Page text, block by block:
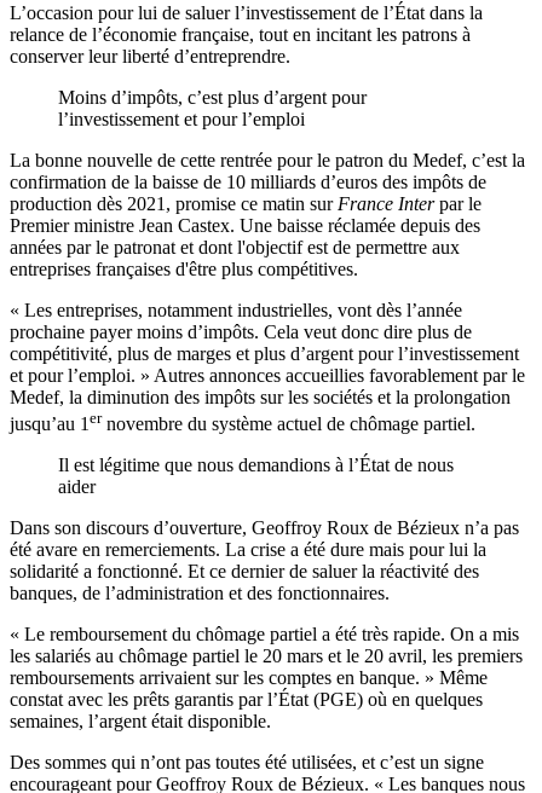
L’occasion pour lui de saluer l’investissement de l’État dans la
relance de l’économie française, tout en incitant les patrons à
conserver leur liberté d’entreprendre.
Moins d’impôts, c’est plus d’argent pour
l’investissement et pour l’emploi
La bonne nouvelle de cette rentrée pour le patron du Medef, c’est la
confirmation de la baisse de 10 milliards d’euros des impôts de
production dès 2021, promise ce matin sur France Interpar le
Premier ministre Jean Castex. Une baisse réclamée depuis des
années par le patronat et dont l'objectif est de permettre aux
entreprises françaises d'être plus compétitives.
« Les entreprises, notamment industrielles, vont dès l’année
prochaine payer moins d’impôts. Cela veut donc dire plus de
compétitivité, plus de marges et plus d’argent pour l’investissement
et pour l’emploi. » Autres annonces accueillies favorablement par le
Medef, la diminution des impôts sur les sociétés et la prolongation
jusqu’au 1 ernovembre du système actuel de chômage partiel.
Il est légitime que nous demandions à l’État de nous
aider
Dans son discours d’ouverture, Geoffroy Roux de Bézieux n’a pas
été avare en remerciements. La crise a été dure mais pour lui la
solidarité a fonctionné. Et ce dernier de saluer la réactivité des
banques, de l’administration et des fonctionnaires.
« Le remboursement du chômage partiel a été très rapide. On a mis
les salariés au chômage partiel le 20 mars et le 20 avril, les premiers
remboursements arrivaient sur les comptes en banque. » Même
constat avec les prêts garantis par l’État (PGE) où en quelques
semaines, l’argent était disponible.
Des sommes qui n’ont pas toutes été utilisées, et c’est un signe
encourageant pour Geoffroy Roux de Bézieux. « Les banques nous